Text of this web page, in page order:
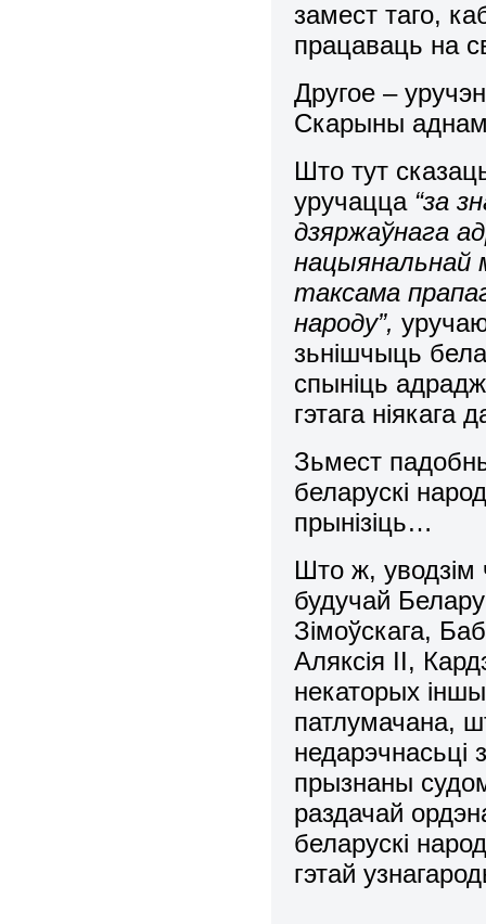
замест таго,
працаваць на
Другое –
Скарыны
Што тут
уручацца “за
дзяржаўнага
таксама
народу”,
зьнішчыць
спыніць
гэтага ніякага
Зьмест
беларускі
прынізіць…
Што ж,
будучай
Зімоўскага,
Аляксія ІІ,
некаторых
патлумачана,
недарэчнасьці
прызнаны
раздачай
беларускі
гэтай